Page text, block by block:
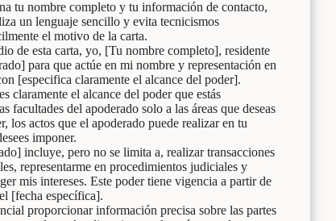
tu nombre completo y tu información de contacto,
un lenguaje sencillo y evita tecnicismos
el motivo de la carta.
de esta carta, yo, [Tu nombre completo], residente
para que actúe en mi nombre y representación en
[especifica claramente el alcance del poder].
claramente el alcance del poder que estás
del apoderado solo a las áreas que deseas
los actos que el apoderado puede realizar en tu
imponer.
incluye, pero no se limita a, realizar transacciones
representarme en procedimientos judiciales y
mis intereses. Este poder tiene vigencia a partir de
[fecha específica].
proporcionar información precisa sobre las partes